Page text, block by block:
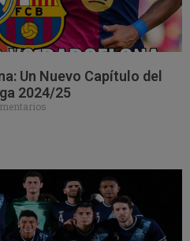
Un Nuevo Capítulo del
2024/25